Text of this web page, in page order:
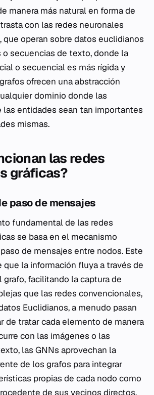
manera más natural en forma de
con las redes neuronales
que operan sobre datos euclidianos
secuencias de texto, donde la
o secuencial es más rígida y
ofrecen una abstracción
dominio donde las
las entidades sean tan importantes
mismas.
las redes
gráficas?
paso de mensajes
fundamental de las redes
se basa en el mecanismo
de mensajes entre nodos. Este
que la información fluya a través de
grafo, facilitando la captura de
que las redes convencionales,
Euclidianos, a menudo pasan
de tratar cada elemento de manera
con las imágenes o las
las GNNs aprovechan la
de los grafos para integrar
propias de cada nodo como
de sus vecinos directos.